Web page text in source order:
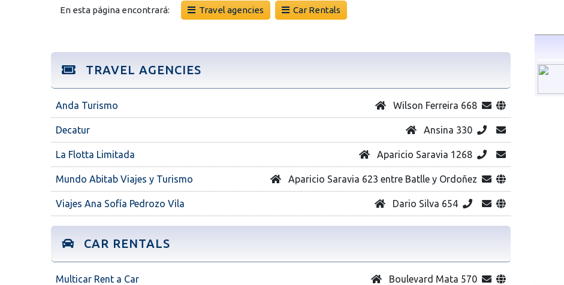
En esta página encontrará: Travel agencies Car Rentals
TRAVEL AGENCIES
Anda Turismo Wilson Ferreira 668
Decatur Ansina 330
La Flotta Limitada Aparicio Saravia 1268
Mundo Abitab Viajes y Turismo Aparicio Saravia 623 entre Batlle y Ordoñez
Viajes Ana Sofía Pedrozo Vila Dario Silva 654
CAR RENTALS
Multicar Rent a Car Boulevard Mata 570